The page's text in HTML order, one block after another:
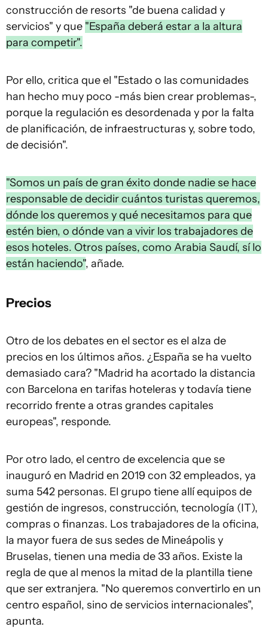
construcción de resorts "de buena calidad y
servicios" y que "España deberá estar a la altura
para competir".
Por ello, critica que el "Estado o las comunidades
han hecho muy poco -más bien crear problemas-,
porque la regulación es desordenada y por la falta
de planificación, de infraestructuras y, sobre todo,
de decisión".
"Somos un país de gran éxito donde nadie se hace
responsable de decidir cuántos turistas queremos,
dónde los queremos y qué necesitamos para que
estén bien, o dónde van a vivir los trabajadores de
esos hoteles. Otros países, como Arabia Saudí, sí lo
están haciendo", añade.
Precios
Otro de los debates en el sector es el alza de
precios en los últimos años. ¿España se ha vuelto
demasiado cara? "Madrid ha acortado la distancia
con Barcelona en tarifas hoteleras y todavía tiene
recorrido frente a otras grandes capitales
europeas", responde.
Por otro lado, el centro de excelencia que se
inauguró en Madrid en 2019 con 32 empleados, ya
suma 542 personas. El grupo tiene allí equipos de
gestión de ingresos, construcción, tecnología (IT),
compras o finanzas. Los trabajadores de la oficina,
la mayor fuera de sus sedes de Mineápolis y
Bruselas, tienen una media de 33 años. Existe la
regla de que al menos la mitad de la plantilla tiene
que ser extranjera. "No queremos convertirlo en un
centro español, sino de servicios internacionales",
apunta.